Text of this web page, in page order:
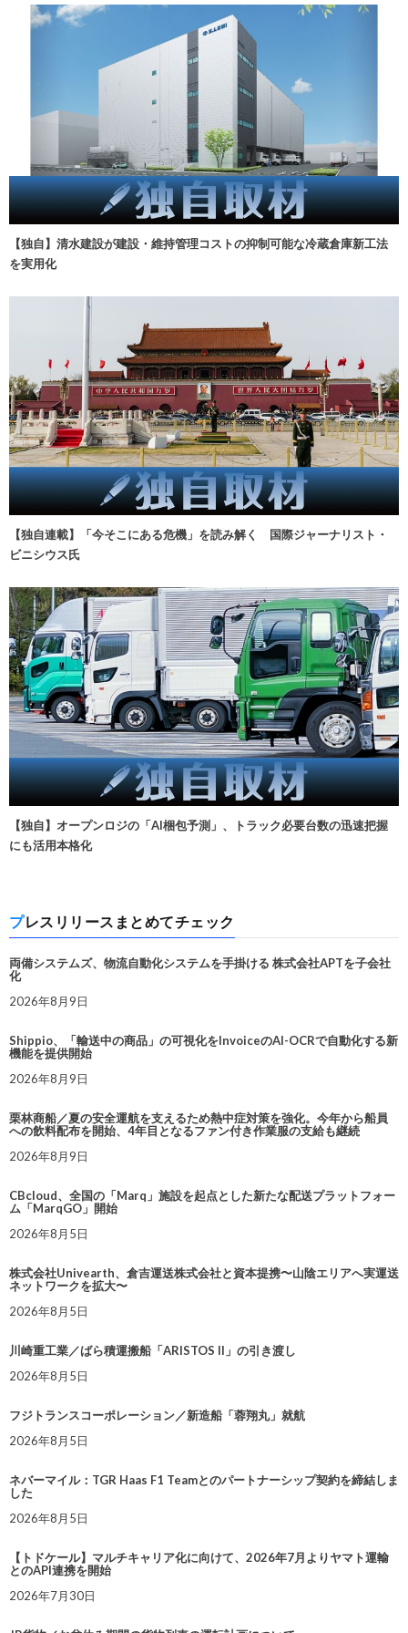
【独自】清水建設が建設・維持管理コストの抑制可能な冷蔵倉庫新工法
を実用化
【独自連載】「今そこにある危機」を読み解く 国際ジャーナリスト・
ビニシウス氏
【独自】オープンロジの「AI梱包予測」、トラック必要台数の迅速把握
にも活用本格化
プレスリリースまとめてチェック
両備システムズ、物流自動化システムを手掛ける 株式会社APTを子会社
化
2026年8月9日
Shippio、「輸送中の商品」の可視化をInvoiceのAI-OCRで自動化する新
機能を提供開始
2026年8月9日
栗林商船／夏の安全運航を支えるため熱中症対策を強化。今年から船員
への飲料配布を開始、4年目となるファン付き作業服の支給も継続
2026年8月9日
CBcloud、全国の「Marq」施設を起点とした新たな配送プラットフォー
ム「MarqGO」開始
2026年8月5日
株式会社Univearth、倉吉運送株式会社と資本提携〜山陰エリアへ実運送
ネットワークを拡大〜
2026年8月5日
川崎重工業／ばら積運搬船「ARISTOS II」の引き渡し
2026年8月5日
フジトランスコーポレーション／新造船「蓉翔丸」就航
2026年8月5日
ネバーマイル：TGR Haas F1 Teamとのパートナーシップ契約を締結しま
した
2026年8月5日
【トドケール】マルチキャリア化に向けて、2026年7月よりヤマト運輸
とのAPI連携を開始
2026年7月30日